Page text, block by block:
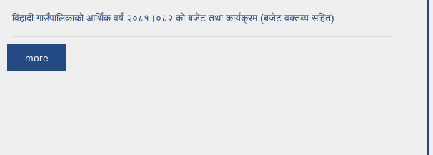
विहादी गाउँपालिकाको आर्थिक वर्ष २०८१।०८२ को बजेट तथा कार्यक्रम (बजेट वक्तव्य सहित)
more